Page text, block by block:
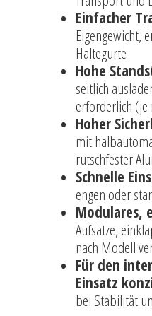
Einfacher
Eigengewicht,
Haltegurte
Hohe
seitlich
erforderlich (je
Hoher
mit
rutschfester
Schnelle
engen oder
Modulares,
Aufsätze,
nach Modell
Für den
Einsatz
bei Stabilität